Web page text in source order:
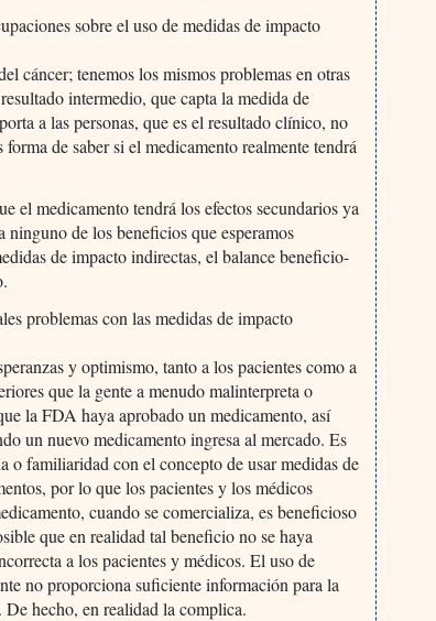
sobre el uso de medidas de impacto
cáncer; tenemos los mismos problemas en otras
intermedio, que capta la medida de
a las personas, que es el resultado clínico, no
de saber si el medicamento realmente tendrá
el medicamento tendrá los efectos secundarios ya
ninguno de los beneficios que esperamos
de impacto indirectas, el balance beneficio-
problemas con las medidas de impacto
y optimismo, tanto a los pacientes como a
que la gente a menudo malinterpreta o
la FDA haya aprobado un medicamento, así
un nuevo medicamento ingresa al mercado. Es
o familiaridad con el concepto de usar medidas de
por lo que los pacientes y los médicos
cuando se comercializa, es beneficioso
que en realidad tal beneficio no se haya
a los pacientes y médicos. El uso de
no proporciona suficiente información para la
hecho, en realidad la complica.